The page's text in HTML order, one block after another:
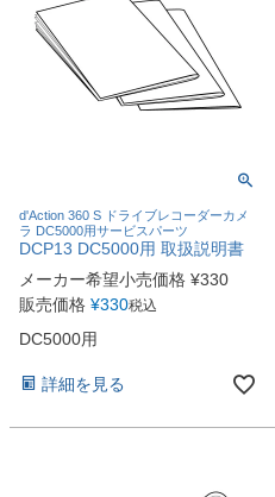
d'Action 360 S ドライブレコーダーカメ
ラ DC5000用サービスパーツ
DCP13 DC5000用 取扱説明書
メーカー希望小売価格 ¥330
販売価格 ¥330税込
DC5000用
詳細を見る